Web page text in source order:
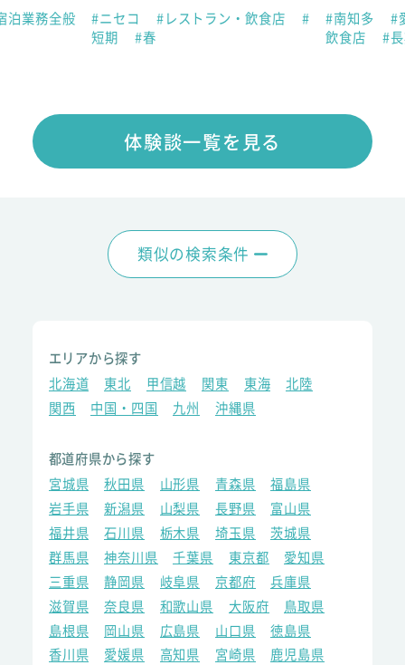
泊業務全般 #ニセコ #レストラン・飲食店
#
短期
#春
#南知多
#
飲食店
#
体験談一覧を見る
類似の検索条件
エリアから探す
北海道
東北 甲信越 関東 東海
北陸
関西
中国・四国 九州 沖縄県
都道府県から探す
宮城県
秋田県 山形県 青森県
福島県
岩手県
新潟県 山梨県 長野県
富山県
福井県
石川県 栃木県 埼玉県
茨城県
群馬県
神奈川県 千葉県 東京都
愛知県
三重県
静岡県 岐阜県 京都府
兵庫県
滋賀県
奈良県 和歌山県 大阪府
鳥取県
島根県
岡山県 広島県 山口県
徳島県
香川県
愛媛県 高知県 宮崎県
鹿児島県